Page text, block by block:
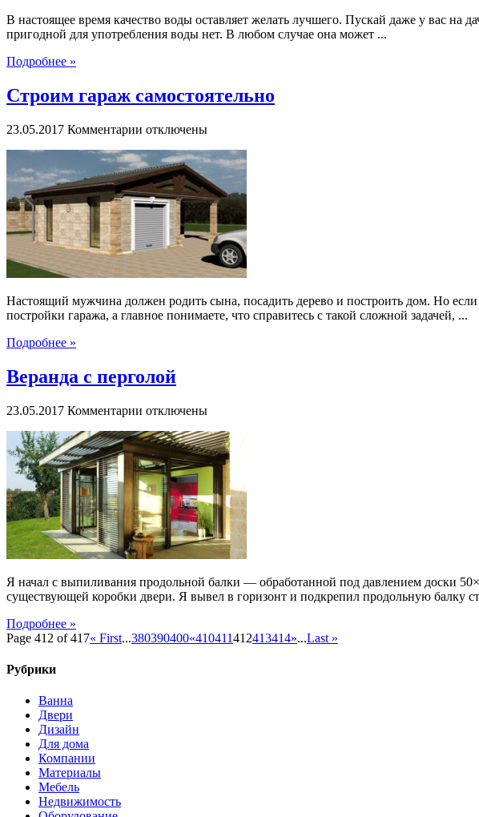
В настоящее время качество воды оставляет желать лучшего. Пускай даже у вас на
пригодной для употребления воды нет. В любом случае она может ...
Подробнее »
Строим гараж самостоятельно
23.05.2017 Комментарии к
Строим
гараж
самостоятельно
отключены
Настоящий мужчина должен родить сына, посадить дерево и построить дом. Но
постройки гаража, а главное понимаете, что справитесь с такой сложной задачей, ...
Подробнее »
Веранда с перголой
23.05.2017 Комментарии к
Веранда
с
перголой
отключены
Я начал с выпиливания продольной балки — обработанной под давлением доски
существующей коробки двери. Я вывел в горизонт и подкрепил продольную балку
Подробнее »
Page 412 of 417« First...380390400«410411412413414»...Last »
Рубрики
Ванна
Двери
Дизайн
Для дома
Компании
Материалы
Мебель
Недвижимость